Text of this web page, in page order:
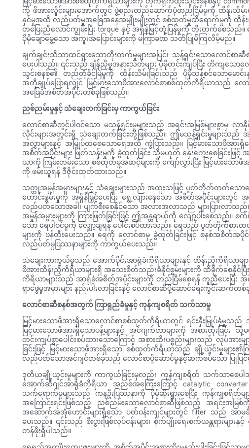
ကို ဖိအားလှိုင်းများအောက်တွင် ဖွဲ့စည်းတည်ဆောက်ပုံတည်ငြိမ်မှုကို ထိန်းသိမ်းန
နှင်မှုအထိ လည်ပတ်မှုအခြေအနေအမျိုးမျိုးတွင် စစ်ထုတ်မှုထိရောက်မှုကို ထိန်းသိမ်း
တပြေးညီလောင်ကျွမ်းပြီး torque နှင့် အရှိန်မြှင့်တုံ့ပြန်မှုကို တိုးတက်စေသည်။
ပိုမိုချောမွေ့သော အကူးအပြောင်းများကို မကြာခဏ သတိပြုမိကြလိမ့်မည်။
ချက်ချင်းသိသာထင်ရှားသောတိုးတက်မှုများအပြင်၊ သန့်ရှင်းသောလော
ပေးပါသည်။ ၎င်းသည် ချိန်ညှိမှုအနားသတ်များ ပိုမိုတင်းကျပ်ပြီး တိကျသော
သွင်းစနစ်၏ တည်တံ့ခိုင်မြဲမှုကို ထိန်းသိမ်းခြင်းသည် ပိုမိုသန့်စင်သောမော
အတိုချုပ်ပြောရလျှင် မြင့်မားသောဖိအားလောင်စာစစ်ထုတ်ကိရိယာသည်
အခြေခံအစိတ်အပိုင်းတစ်ခုဖြစ်သည်။
ညစ်ညမ်းမှုနှင့် သံချေးတက်ခြင်းမှ ကာကွယ်ခြင်း
လောင်စာဆီတွင်ပါဝင်သော မသန့်ရှင်းမှုများသည် အရင်းအမြစ်များစွာ
လိုင်းများအတွင်းရှိ သံချေးတက်ခြင်းတို့ဖြစ်သည်။ ဤမသန့်ရှင်းမှုများသည်
အလွှာများနှင့် အမြှုပ်ထစေသောရေအထိ ကွဲပြားသည်။ မြင့်မားသောဖိအာ
အစိတ်အပိုင်းများ ဖြတ်သန်းမှုကို ခွဲထုတ်ခြင်း သို့မဟုတ် နှေးကွေးစေခြင်းဖ
ယာကို ကြမ်းတမ်းသော စစ်ထုတ်မှုအဆင့်များကို ကျော်လွှားပြီး မြင့်မားသေ
ကို ဖမ်းယူရန် ဒီဇိုင်းထုတ်ထားသည်။
သတ္တုအမှုန်အမွှားများနှင့် သံချေးများသည် အထူးသဖြင့် ပွတ်တိုက်တတ်သောက
ဟောင်းနွမ်းမှုကို အရှိန်မြှင့်ပေးပြီး ရွေ့လျားနေသော အစိတ်အပိုင်းများတွ
လည်ပတ်သောအခါ၊ ပျက်စီးစေနိုင်သော အလားအလာသည် များပြားလာသ
အမှုန်အမွှားများကို ကြားဖြတ်ခြင်းဖြင့် ဤအန္တရာယ်ကို လျော့ပါးစေသ
သော ရေပါဝင်မှုကို လျှော့ချရန် ပေါင်းစပ်ထားသည်။ ရေသည် ပွတ်တိုက်စားတ
များကို ဖန်တီးပေးသည်။ ရေကို လောင်စာမှ ခွဲထုတ်ခြင်းဖြင့် စနစ်အစိတ်အပို
လည်ပတ်မှုပြဿနာများကို ကာကွယ်ပေးသည်။
သံချေးကာကွယ်မှုသည် အောက်ပိုင်းအာရုံခံကိရိယာများနှင့် ထိန်းညှိကိရိယာမ
ဖိအားထိန်းညှိကိရိယာများရှိ အသေးစိတ်သည်းခံနိုင်စွမ်းများကို ထိခိုက်စေနိုင်
ကိရိယာများသည် အာရုံခံအစိတ်အပိုင်းများကို တည်ငြိမ်စေရန် ကူညီပေးပြီး အ
ရှာဖွေမှုအမှားများ နည်းပါးလာခြင်းနှင့် လောင်စာဆီပို့ဆောင်ရေးကွင်းဆ
လောင်စာဆီစနစ်အတွက် ကြာရှည်ခံမှုနှင့် ကုန်ကျစရိတ် သက်သာမှု
မြင့်မားသောဖိအားရှိသောလောင်စာစစ်ထုတ်ကိရိယာတွင် ရင်းနှီးမြှုပ်နှံမှုသည်
မြင့်မားသောဖိအားရှိသောပန့်များနှင့် အင်ဂျက်တာများကို အစားထိုးခြင်
တင်းကျပ်စွာပေါင်းစပ်ထားသောကြောင့် အစားထိုးပစ္စည်းများသည် လုပ်အ
ခြင်းဖြင့် မြင့်မားသောဖိအားရှိသော စစ်ထုတ်ကိရိယာသည် ချို့ယွင်းမှုမျာ
လည်ပတ်သောအင်ဂျင်တစ်ခုသည် လောင်စာပို့ဆောင်မှုနှင့်ဆက်စပ်သော ပြုပြင်
ဒုတိယချို့ယွင်းမှုများကို ကာကွယ်ခြင်းမှလည်း ကုန်ကျစရိတ် သက်သာစေပ
အောက်ဆီဂျင်အာရုံခံကိရိယာ အညစ်အကြေးကြောင့် catalytic
သက်ရောက်မှုများသည် ကနဦးပြဿနာကို ပိုမိုဆိုးရွားစေပြီး ကုန်ကျစရိတ်မျ
အကြောင်းရင်းဖြစ်သည့် ညစ်ညမ်းသောလောင်စာဆီဖြစ်သည့် အရင်းအမြ
အဆောက်အအုံဟောင်းများရှိသော ပတ်ဝန်းကျင်များတွင် filter သည် အ
ပေးသည်။ ၎င်းသည် စီးပွားဖြစ်လုပ်ငန်းများ၊ စိုက်ပျိုးရေးစက်ယန္တရ
တန်ဖိုးရှိပါသည်။